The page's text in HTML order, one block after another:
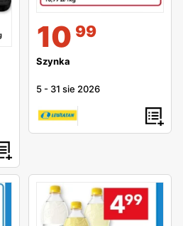
10 99
Szynka
5 - 31 sie 2026